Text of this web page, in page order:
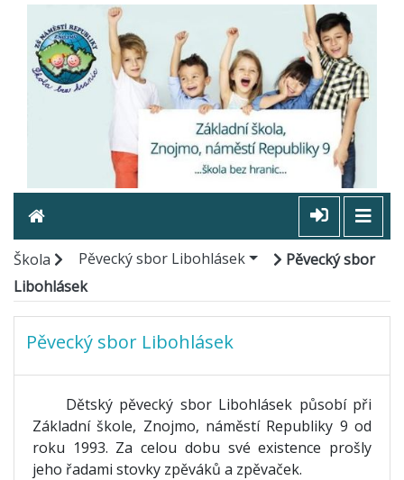
Škola Pěvecký sbor Libohlásek
Pěvecký sbor
Libohlásek
Pěvecký sbor Libohlásek
Dětský pěvecký sbor Libohlásek působí při
Základní škole, Znojmo, náměstí Republiky 9 od
roku 1993. Za celou dobu své existence prošly
jeho řadami stovky zpěváků a zpěvaček.